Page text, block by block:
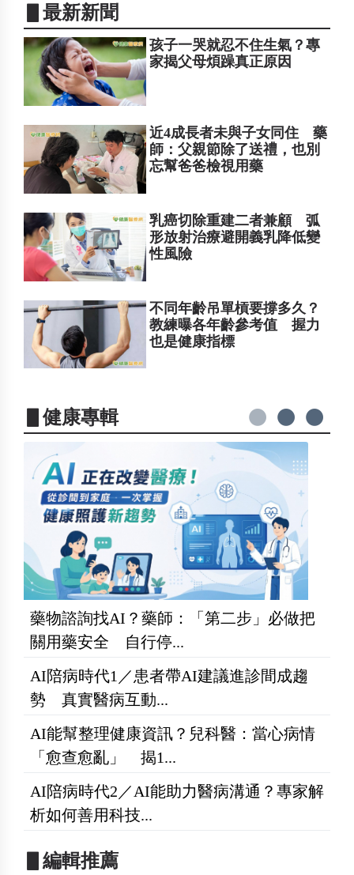
▋最新新聞
孩子一哭就忍不住生氣？專
家揭父母煩躁真正原因
近4成長者未與子女同住 藥
師：父親節除了送禮，也別
忘幫爸爸檢視用藥
乳癌切除重建二者兼顧 弧
形放射治療避開義乳降低變
性風險
不同年齡吊單槓要撐多久？
教練曝各年齡參考值 握力
也是健康指標
▋健康專輯
藥物諮詢找AI？藥師：「第二步」必做把
關用藥安全 自行停...
AI陪病時代1／患者帶AI建議進診間成趨
勢 真實醫病互動...
AI能幫整理健康資訊？兒科醫：當心病情
「愈查愈亂」 揭1...
AI陪病時代2／AI能助力醫病溝通？專家解
析如何善用科技...
▋編輯推薦